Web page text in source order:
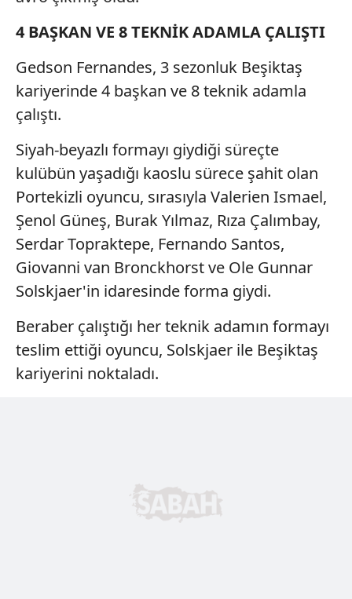
4 BAŞKAN VE 8 TEKNİK ADAMLA ÇALIŞTI
Gedson Fernandes, 3 sezonluk Beşiktaş
kariyerinde 4 başkan ve 8 teknik adamla
çalıştı.
Siyah-beyazlı formayı giydiği süreçte
kulübün yaşadığı kaoslu sürece şahit olan
Portekizli oyuncu, sırasıyla Valerien Ismael,
Şenol Güneş, Burak Yılmaz, Rıza Çalımbay,
Serdar Topraktepe, Fernando Santos,
Giovanni van Bronckhorst ve Ole Gunnar
Solskjaer'in idaresinde forma giydi.
Beraber çalıştığı her teknik adamın formayı
teslim ettiği oyuncu, Solskjaer ile Beşiktaş
kariyerini noktaladı.